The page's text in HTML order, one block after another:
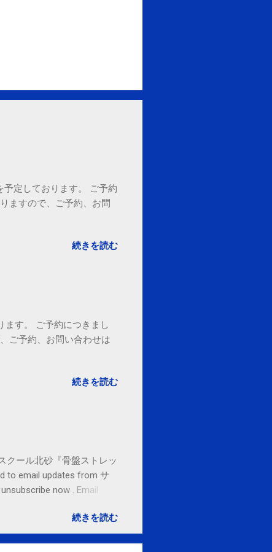
予定しております。 ご予約
ますので、ご予約、お問
続きを読む
ます。 ご予約につきまし
ご予約、お問い合わせは
続きを読む
クール北砂『骨盤ストレッ
to email updates from サ
now . Email
続きを読む